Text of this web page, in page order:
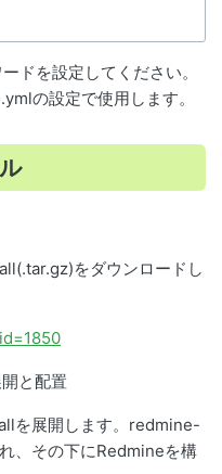
を設定してください。
の設定で使用します。
をダウンロードし
と配置
を展開します。redmine-
、その下にRedmineを構